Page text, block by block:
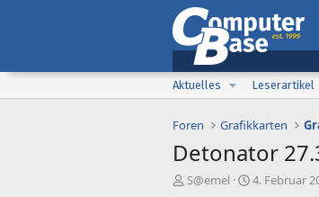
Aktuelles
Leserartikel
Foren Grafikkarten
Detonator
E
S@emel
E
4. Februar